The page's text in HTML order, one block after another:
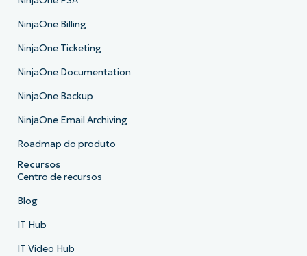
NinjaOne Billing
NinjaOne Ticketing
NinjaOne Documentation
NinjaOne Backup
NinjaOne Email Archiving
Roadmap do produto
Recursos
Centro de recursos
Blog
IT Hub
IT Video Hub